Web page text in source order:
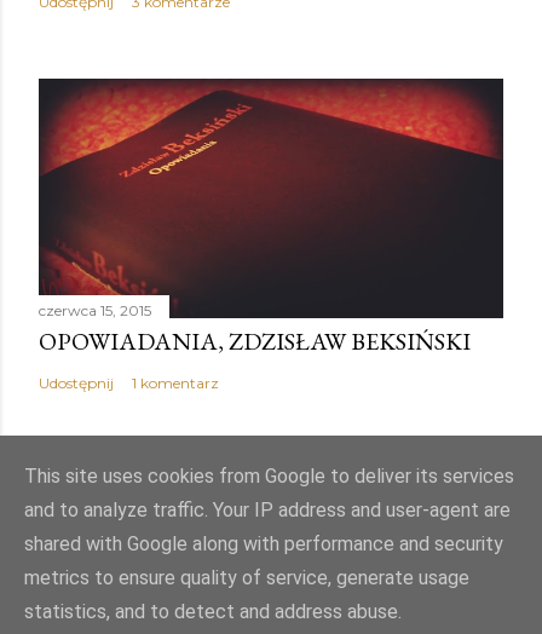
czerwca 15, 2015
OPOWIADANIA, ZDZISŁAW BEKSIŃSKI
Udostępnij 1 komentarz
Obsługiwane przez usługę Blogger
Autor obrazów motywu:Mae Burke
© PJK
This site uses cookies from Google to deliver its services
and to analyze traffic. Your IP address and user-agent are
shared with Google along with performance and security
metrics to ensure quality of service, generate usage
statistics, and to detect and address abuse.